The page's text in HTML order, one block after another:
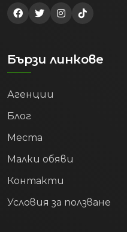
Бързи линкове
Агенции
Блог
Места
Малки обяви
Контакти
Условия за ползване